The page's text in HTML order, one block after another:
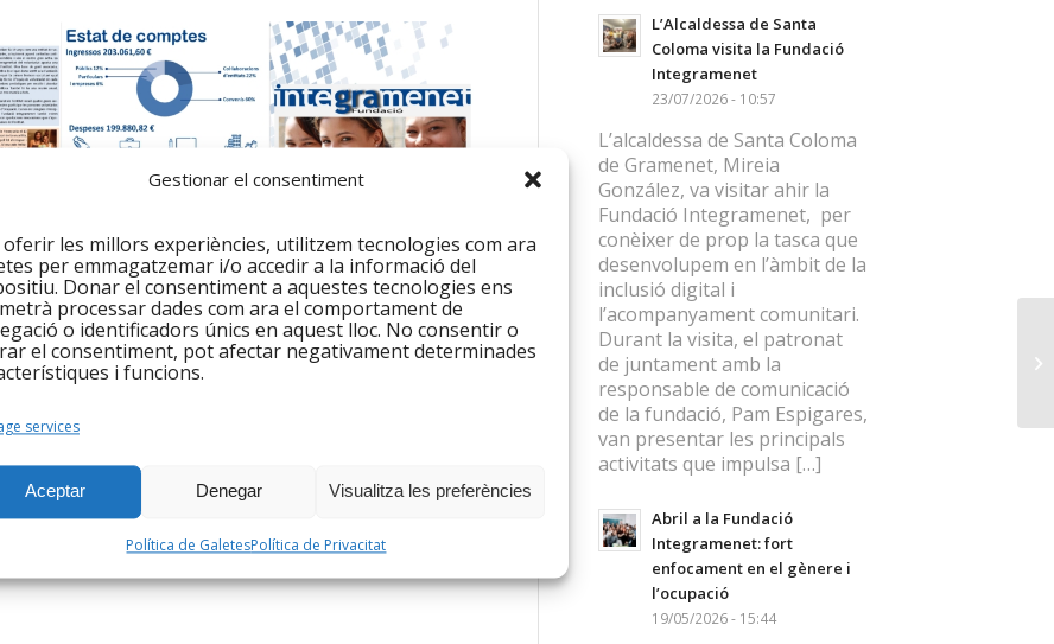
Gestionar el consentiment
oferir les millors experiències, utilitzem tecnologies com ara
per emmagatzemar i/o accedir a la informació del
Donar el consentiment a aquestes tecnologies ens
processar dades com ara el comportament de
o identificadors únics en aquest lloc. No consentir o
el consentiment, pot afectar negativament determinades
i funcions.
services
Aceptar Denegar Visualitza les preferències
Política de GaletesPolítica de Privacitat
L’Alcaldessa de Santa
Coloma visita la Fundació
Integramenet
23/07/2026 - 10:57
L’alcaldessa de Santa Coloma
de Gramenet, Mireia
González, va visitar ahir la
Fundació Integramenet, per
conèixer de prop la tasca que
desenvolupem en l’àmbit de la
inclusió digital i
l’acompanyament comunitari.
Durant la visita, el patronat
de juntament amb la
responsable de comunicació
de la fundació, Pam Espigares,
van presentar les principals
activitats que impulsa […]
Abril a la Fundació
Integramenet: fort
enfocament en el gènere i
l’ocupació
19/05/2026 - 15:44